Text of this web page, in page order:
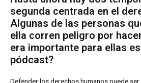
segunda centrada en el
Algunas de las personas
ella corren peligro por
era importante para ellas
pódcast?
Defender los derechos humanos puede ser